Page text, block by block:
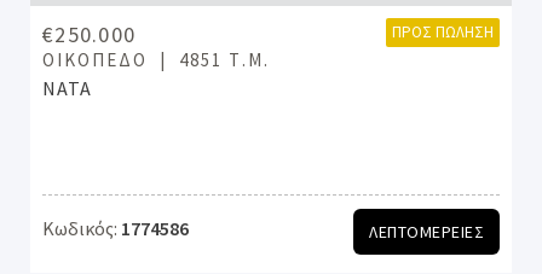
€250.000 ΠΡΟΣ ΠΏΛΗΣΗ
ΟΙΚΌΠΕΔΟ 4851 Τ.Μ.
ΝΑΤΑ
Κωδικός: 1774586 ΛΕΠΤΟΜΕΡΕΙΕΣ